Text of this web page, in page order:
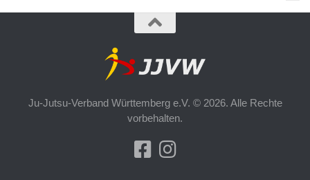
Ju-Jutsu-Verband Württemberg e.V. © 2026. Alle Rechte
vorbehalten.